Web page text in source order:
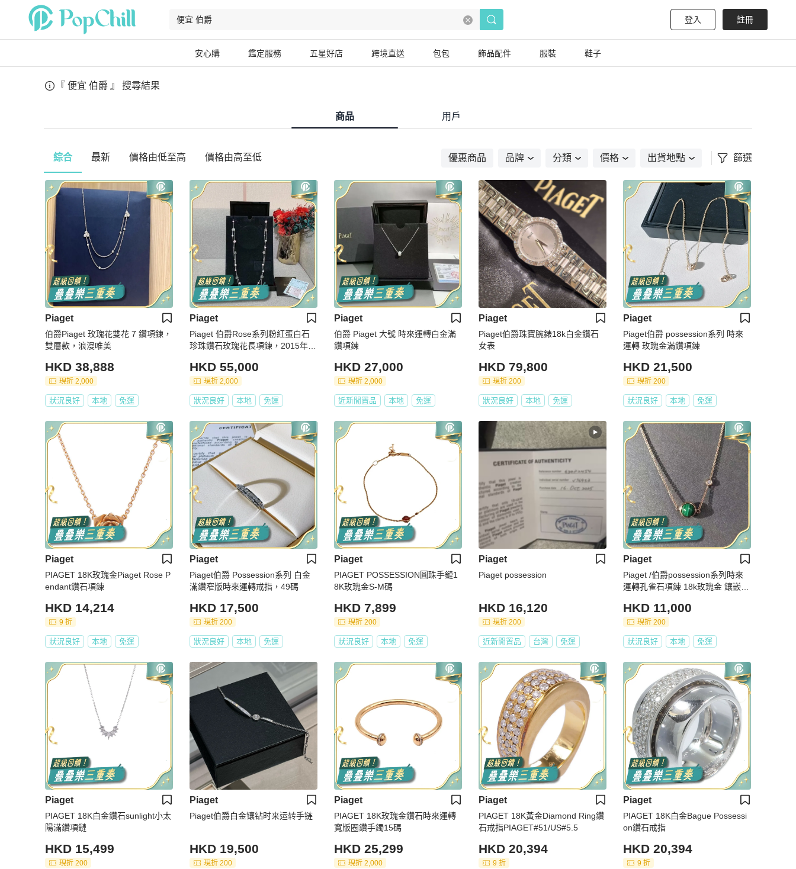
登入 註冊
安心購 鑑定服務 五星好店 跨境直送 包包 飾品配件 服裝 鞋子
『 便宜 伯爵 』 搜尋結果
商品 用戶
綜合 最新 價格由低至高 價格由高至低 優惠商品 品牌 分類 價格 出貨地點 篩選
Piaget
伯爵Piaget 玫瑰花雙花 7 鑽項鍊，
雙層款，浪漫唯美
HKD 38,888
現折 2,000
狀況良好 本地 免運
Piaget
Piaget 伯爵Rose系列粉紅蛋白石
珍珠鑽石玫瑰花長項鍊，2015年購
HKD 55,000
現折 2,000
狀況良好 本地 免運
Piaget
伯爵 Piaget 大號 時來運轉白金滿
鑽項鍊
HKD 27,000
現折 2,000
近新閒置品 本地 免運
Piaget
Piaget伯爵珠寶腕錶18k白金鑽石
女表
HKD 79,800
現折 200
狀況良好 本地 免運
Piaget
Piaget伯爵 possession系列 時來
運轉 玫瑰金滿鑽項鍊
HKD 21,500
現折 200
狀況良好 本地 免運
Piaget
PIAGET 18K玫瑰金Piaget Rose P
endant鑽石項鍊
HKD 14,214
9 折
狀況良好 本地 免運
Piaget
Piaget伯爵 Possession系列 白金
滿鑽窄版時來運轉戒指，49碼
HKD 17,500
現折 200
狀況良好 本地 免運
Piaget
PIAGET POSSESSION圓珠手鏈1
8K玫瑰金S-M碼
HKD 7,899
現折 200
狀況良好 本地 免運
Piaget
Piaget possession
HKD 16,120
現折 200
近新閒置品 台灣 免運
Piaget
Piaget /伯爵possession系列時來
運轉孔雀石項鍊 18k玫瑰金 鑲嵌鑽
HKD 11,000
現折 200
狀況良好 本地 免運
Piaget
PIAGET 18K白金鑽石sunlight小太
陽滿鑽項鏈
HKD 15,499
現折 200
Piaget
Piaget伯爵白金镶钻时来运转手链
HKD 19,500
現折 200
Piaget
PIAGET 18K玫瑰金鑽石時來運轉
寬版圈鑽手鐲15碼
HKD 25,299
現折 2,000
Piaget
PIAGET 18K黃金Diamond Ring鑽
石戒指PIAGET#51/US#5.5
HKD 20,394
9 折
Piaget
PIAGET 18K白金Bague Possessi
on鑽石戒指
HKD 20,394
9 折